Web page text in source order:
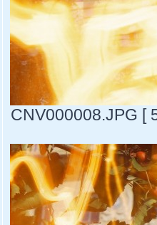
CNV000008.JPG [